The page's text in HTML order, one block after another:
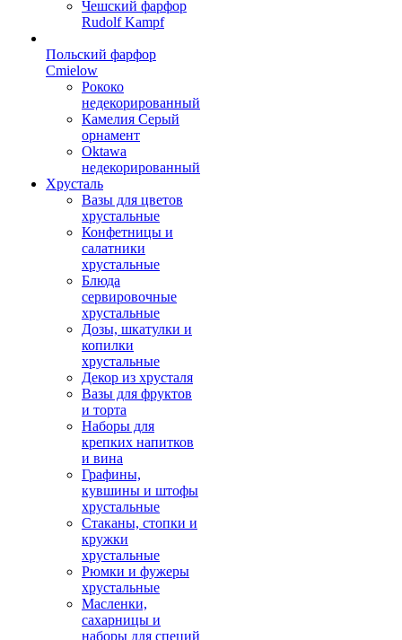
Чешский фарфор
Rudolf Kampf
Польский фарфор
Сmielow
Рококо
недекорированный
Камелия Серый
орнамент
Oktawa
недекорированный
Хрусталь
Вазы для цветов
хрустальные
Конфетницы и
салатники
хрустальные
Блюда
сервировочные
хрустальные
Дозы, шкатулки и
копилки
хрустальные
Декор из хрусталя
Вазы для фруктов
и торта
Наборы для
крепких напитков
и вина
Графины,
кувшины и штофы
хрустальные
Стаканы, стопки и
кружки
хрустальные
Рюмки и фужеры
хрустальные
Масленки,
сахарницы и
наборы для специй